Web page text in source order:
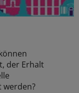
der Erhalt
werden?